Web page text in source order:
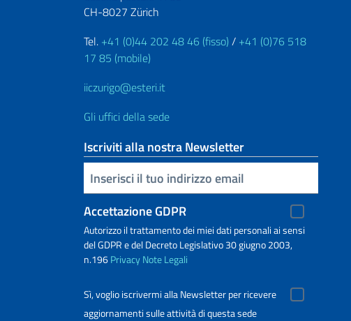
CH-8027 Zürich
Tel. +41 (0)44 202 48 46 (fisso) / +41 (0)76 518
17 85 (mobile)
iiczurigo@esteri.it
Gli uffici della sede
Iscriviti alla nostra Newsletter
Inserisci la tua email
Accettazione GDPR
Autorizzo il trattamento dei miei dati personali ai sensi
del GDPR e del Decreto Legislativo 30 giugno 2003,
n.196PrivacyNote Legali
Sì, voglio iscrivermi alla Newsletter per ricevere
aggiornamenti sulle attività di questa sede